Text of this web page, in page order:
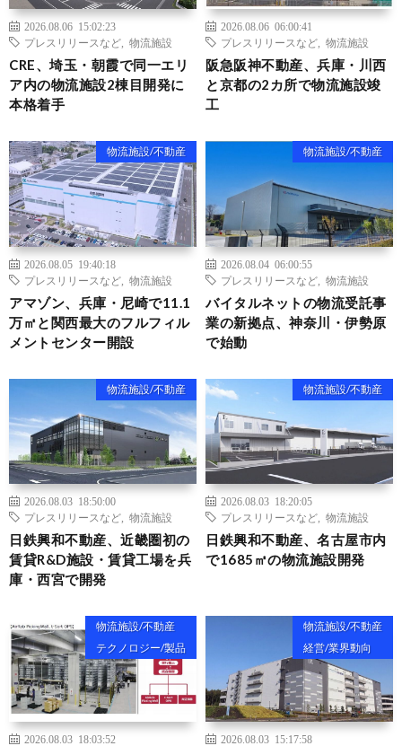
2026.08.06 15:02:23
プレスリリースなど
物流施設
CRE、埼玉・朝霞で同一エリ
ア内の物流施設2棟目開発に
本格着手
2026.08.06 06:00:41
プレスリリースなど
物流施設
阪急阪神不動産、兵庫・川西
と京都の2カ所で物流施設竣
工
物流施設/不動産
2026.08.05 19:40:18
プレスリリースなど
物流施設
アマゾン、兵庫・尼崎で11.1
万㎡と関西最大のフルフィル
メントセンター開設
物流施設/不動産
2026.08.04 06:00:55
プレスリリースなど
物流施設
バイタルネットの物流受託事
業の新拠点、神奈川・伊勢原
で始動
物流施設/不動産
2026.08.03 18:50:00
プレスリリースなど
物流施設
日鉄興和不動産、近畿圏初の
賃貸R&D施設・賃貸工場を兵
庫・西宮で開発
物流施設/不動産
2026.08.03 18:20:05
プレスリリースなど
物流施設
日鉄興和不動産、名古屋市内
で1685㎡の物流施設開発
物流施設/不動産
テクノロジー/製品
2026.08.03 18:03:52
物流施設/不動産
経営/業界動向
2026.08.03 15:17:58